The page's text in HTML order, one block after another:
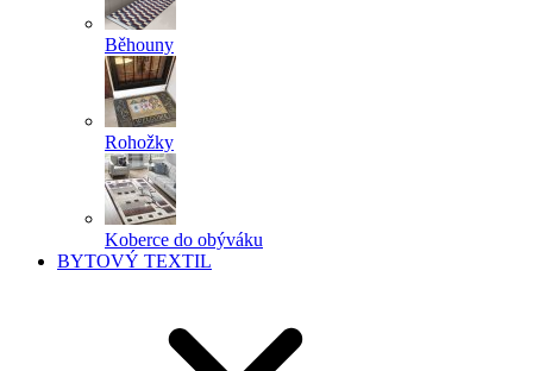
Běhouny
Rohožky
Koberce do obýváku
BYTOVÝ TEXTIL